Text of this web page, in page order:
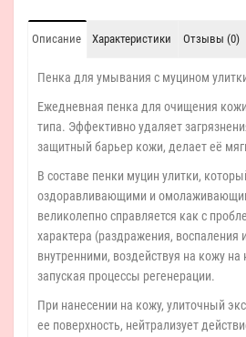
Описание Характеристики Отзывы (0)
Пенка для умывания с муцином
Ежедневная пенка для очищения
типа. Эффективно удаляет
защитный барьер кожи, делает её
В составе пенки муцин улитки,
оздоравливающими и
великолепно справляется как с
характера (раздражения, воспаления
внутренними, воздействуя на кожу на
запуская процессы регенерации.
При нанесении на кожу, улиточный
ее поверхность, нейтрализует